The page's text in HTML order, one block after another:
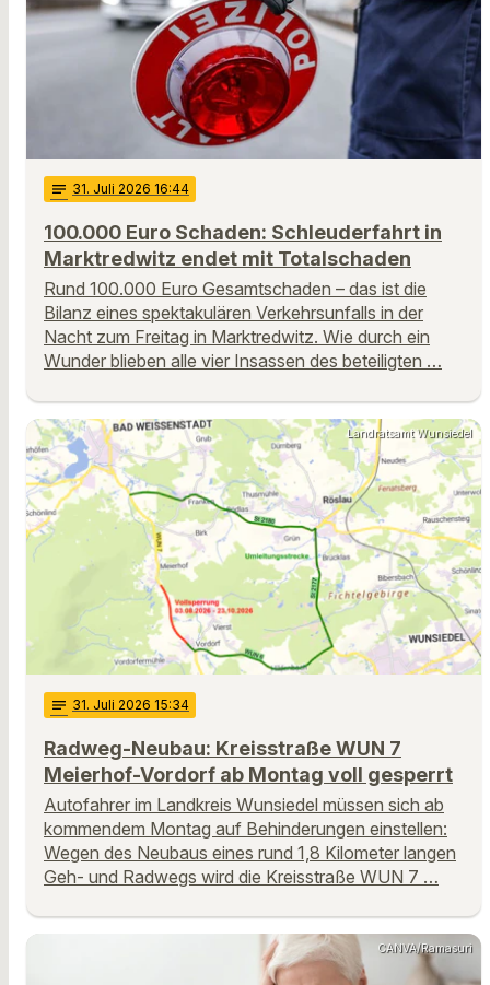
notes 31. Juli 2026 16:44
100.000 Euro Schaden: Schleuderfahrt in
Marktredwitz endet mit Totalschaden
Rund 100.000 Euro Gesamtschaden – das ist die
Bilanz eines spektakulären Verkehrsunfalls in der
Nacht zum Freitag in Marktredwitz. Wie durch ein
Wunder blieben alle vier Insassen des beteiligten …
Landratsamt Wunsiedel
notes 31. Juli 2026 15:34
Radweg-Neubau: Kreisstraße WUN 7
Meierhof-Vordorf ab Montag voll gesperrt
Autofahrer im Landkreis Wunsiedel müssen sich ab
kommendem Montag auf Behinderungen einstellen:
Wegen des Neubaus eines rund 1,8 Kilometer langen
Geh- und Radwegs wird die Kreisstraße WUN 7 …
CANVA/Ramasuri